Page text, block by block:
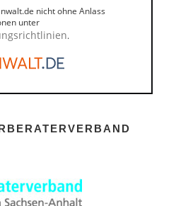
nicht ohne Anlass
unter
.